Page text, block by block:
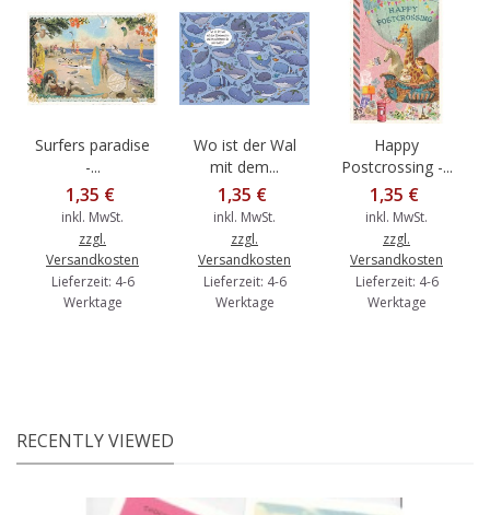
Surfers paradise
-...
1,35 €
inkl. MwSt.
zzgl.
Versandkosten
Lieferzeit: 4-6
Werktage
Wo ist der Wal
mit dem...
1,35 €
inkl. MwSt.
zzgl.
Versandkosten
Lieferzeit: 4-6
Werktage
Happy
Postcrossing -...
1,35 €
inkl. MwSt.
zzgl.
Versandkosten
Lieferzeit: 4-6
Werktage
RECENTLY VIEWED